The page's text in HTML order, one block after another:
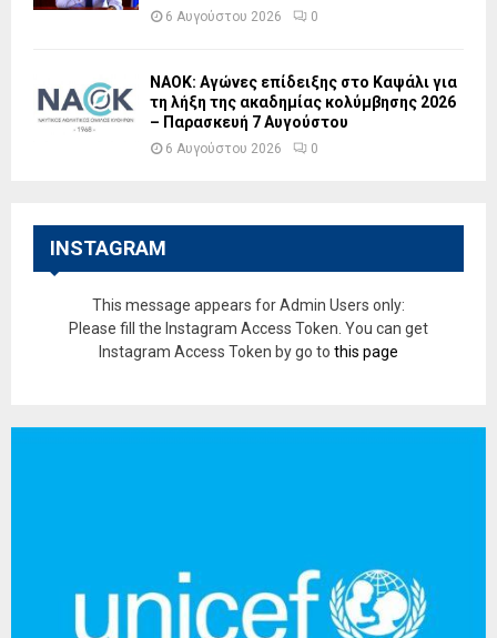
6 Αυγούστου 2026 0
ΝΑΟΚ: Αγώνες επίδειξης στο Καψάλι για
τη λήξη της ακαδημίας κολύμβησης 2026
– Παρασκευή 7 Αυγούστου
6 Αυγούστου 2026 0
INSTAGRAM
This message appears for Admin Users only:
Please fill the Instagram Access Token. You can get
Instagram Access Token by go to this page